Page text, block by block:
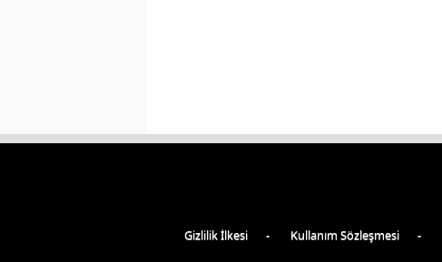
Gizlilik İlkesi Kullanım Sözleşmesi